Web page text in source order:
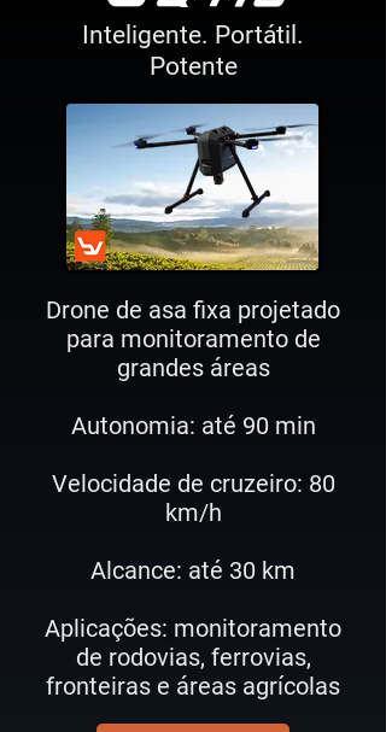
Inteligente. Portátil.
Potente
Drone de asa fixa projetado
para monitoramento de
grandes áreas
Autonomia: até 90 min
Velocidade de cruzeiro: 80
km/h
Alcance: até 30 km
Aplicações: monitoramento
de rodovias, ferrovias,
fronteiras e áreas agrícolas